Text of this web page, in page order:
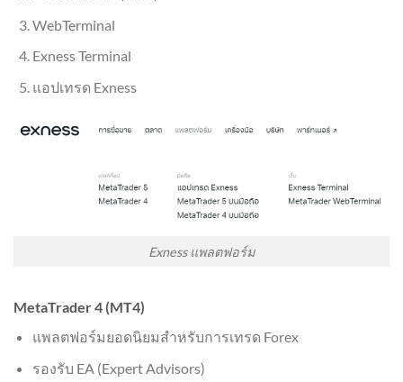
WebTerminal
Exness Terminal
แอปเทรด Exness
Exness แพลตฟอร์ม
MetaTrader 4 (MT4)
แพลตฟอร์มยอดนิยมสำหรับการเทรด Forex
รองรับ EA (Expert Advisors)